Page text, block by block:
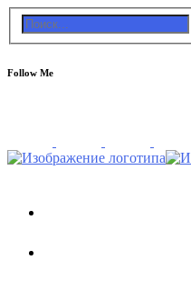
Follow Me